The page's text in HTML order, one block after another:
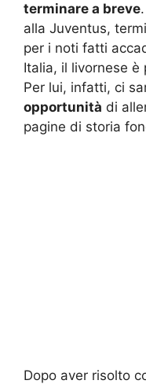
terminare a breve
alla Juventus,
per i noti fatti
Italia, il livornese
Per lui, infatti, ci
opportunità di
pagine di storia
Dopo aver risolto